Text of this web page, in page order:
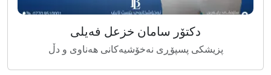
دکتۆر سامان خزعل فەیلی
پزیشکی پسپۆڕی نەخۆشیەکانی هەناوی و دڵ